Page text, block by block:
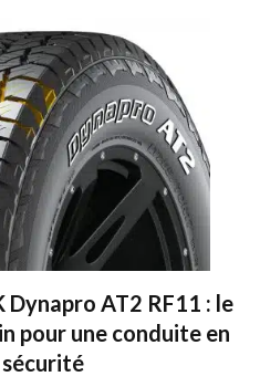
AT2 RF11 : le
pour une conduite en